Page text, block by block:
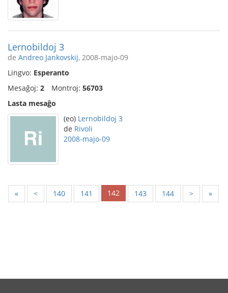
Lernobildoj 3
de Andreo Jankovskij, 2008-majo-09
Lingvo: Esperanto
Mesaĝoj: 2 Montroj: 56703
Lasta mesaĝo
(eo) Lernobildoj 3
de Rivoli
2008-majo-09
« < 140 141 142 143 144 > »